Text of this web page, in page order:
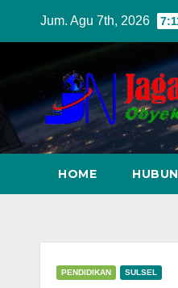
Jum. Agu 7th, 2026
HOME
PENDIDIKAN SULSEL